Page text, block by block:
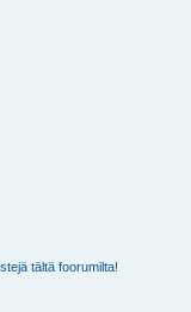
tältä foorumilta!